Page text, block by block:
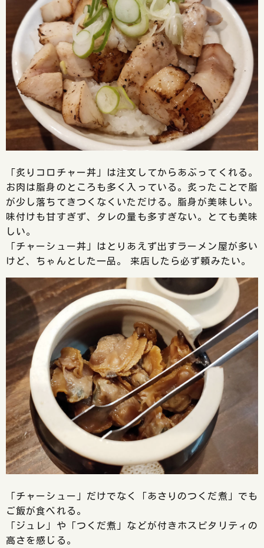
「炙りコロチャー丼」は注文してからあぶってくれる。
お肉は脂身のところも多く入っている。炙ったことで脂
が少し落ちてきつくなくいただける。脂身が美味しい。
味付けも甘すぎず、タレの量も多すぎない。とても美味
しい。
「チャーシュー丼」はとりあえず出すラーメン屋が多い
けど、ちゃんとした一品。 来店したら必ず頼みたい。
「チャーシュー」だけでなく「あさりのつくだ煮」でも
ご飯が食べれる。
「ジュレ」や「つくだ煮」などが付きホスピタリティの
高さを感じる。